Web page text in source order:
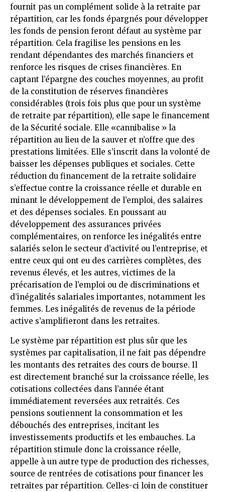
fournit pas un complément solide à la retraite par
répartition, car les fonds épargnés pour développer
les fonds de pension feront défaut au système par
répartition. Cela fragilise les pensions en les
rendant dépendantes des marchés financiers et
renforce les risques de crises financières. En
captant l’épargne des couches moyennes, au profit
de la constitution de réserves financières
considérables (trois fois plus que pour un système
de retraite par répartition), elle sape le financement
de la Sécurité sociale. Elle «cannibalise » la
répartition au lieu de la sauver et n’offre que des
prestations limitées. Elle s’inscrit dans la volonté de
baisser les dépenses publiques et sociales. Cette
réduction du financement de la retraite solidaire
s’effectue contre la croissance réelle et durable en
minant le développement de l’emploi, des salaires
et des dépenses sociales. En poussant au
développement des assurances privées
complémentaires, on renforce les inégalités entre
salariés selon le secteur d’activité ou l’entreprise, et
entre ceux qui ont eu des carrières complètes, des
revenus élevés, et les autres, victimes de la
précarisation de l’emploi ou de discriminations et
d’inégalités salariales importantes, notamment les
femmes. Les inégalités de revenus de la période
active s’amplifieront dans les retraites.
Le système par répartition est plus sûr que les
systèmes par capitalisation, il ne fait pas dépendre
les montants des retraites des cours de bourse. Il
est directement branché sur la croissance réelle, les
cotisations collectées dans l’année étant
immédiatement reversées aux retraités. Ces
pensions soutiennent la consommation et les
débouchés des entreprises, incitant les
investissements productifs et les embauches. La
répartition stimule donc la croissance réelle,
appelle à un autre type de production des richesses,
source de rentrées de cotisations pour financer les
retraites par répartition. Celles-ci loin de constituer